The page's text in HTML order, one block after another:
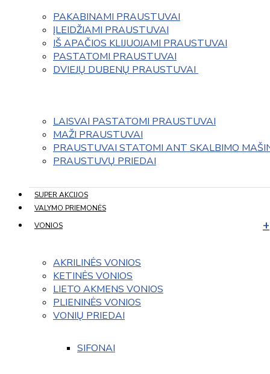
PAKABINAMI PRAUSTUVAI
ĮLEIDŽIAMI PRAUSTUVAI
IŠ APAČIOS KLIJUOJAMI PRAUSTUVAI
PASTATOMI PRAUSTUVAI
DVIEJŲ DUBENŲ PRAUSTUVAI
LAISVAI PASTATOMI PRAUSTUVAI
MAŽI PRAUSTUVAI
PRAUSTUVAI STATOMI ANT SKALBIMO
PRAUSTUVŲ PRIEDAI
SUPER AKCIJOS
VALYMO PRIEMONĖS
VONIOS
AKRILINĖS VONIOS
KETINĖS VONIOS
LIETO AKMENS VONIOS
PLIENINĖS VONIOS
VONIŲ PRIEDAI
SIFONAI